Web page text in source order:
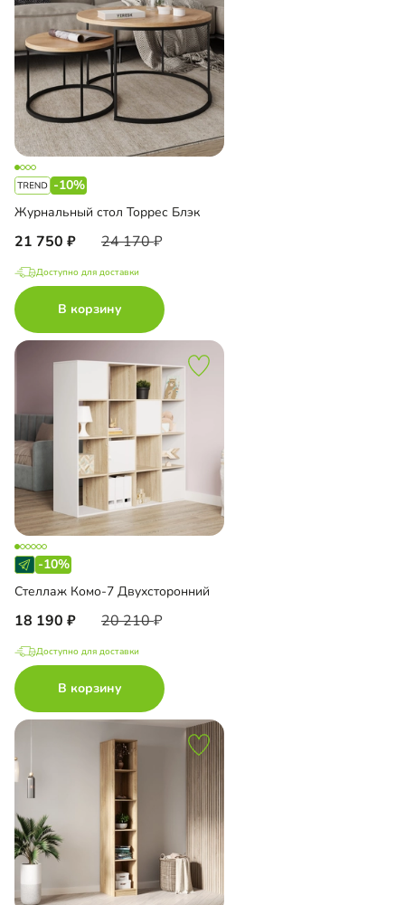
-10%
Журнальный стол Торрес Блэк
21 750 24 170
Доступно для доставки
В корзину
-10%
Стеллаж Комо-7 Двухсторонний
18 190 20 210
Доступно для доставки
В корзину